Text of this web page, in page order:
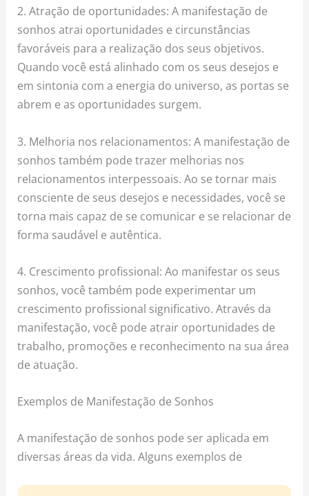
2. Atração de oportunidades: A manifestação de
sonhos atrai oportunidades e circunstâncias
favoráveis para a realização dos seus objetivos.
Quando você está alinhado com os seus desejos e
em sintonia com a energia do universo, as portas se
abrem e as oportunidades surgem.
3. Melhoria nos relacionamentos: A manifestação de
sonhos também pode trazer melhorias nos
relacionamentos interpessoais. Ao se tornar mais
consciente de seus desejos e necessidades, você se
torna mais capaz de se comunicar e se relacionar de
forma saudável e autêntica.
4. Crescimento profissional: Ao manifestar os seus
sonhos, você também pode experimentar um
crescimento profissional significativo. Através da
manifestação, você pode atrair oportunidades de
trabalho, promoções e reconhecimento na sua área
de atuação.
Exemplos de Manifestação de Sonhos
A manifestação de sonhos pode ser aplicada em
diversas áreas da vida. Alguns exemplos de